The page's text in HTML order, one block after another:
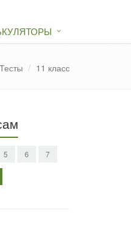
Тесты 11 класс
5 6 7